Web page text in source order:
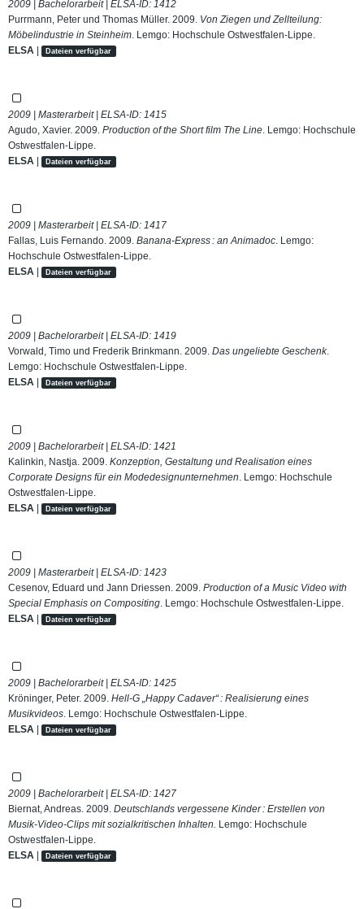
2009 | Bachelorarbeit | ELSA-ID: 1412
Purrmann, Peter und Thomas Müller. 2009. Von Ziegen und Zellteilung:
Möbelindustrie in Steinheim . Lemgo: Hochschule Ostwestfalen-Lippe.
ELSA | Dateien verfügbar
2009 | Masterarbeit | ELSA-ID: 1415
Agudo, Xavier. 2009. Production of the Short film The Line . Lemgo: Hochschule
Ostwestfalen-Lippe.
ELSA | Dateien verfügbar
2009 | Masterarbeit | ELSA-ID: 1417
Fallas, Luis Fernando. 2009. Banana-Express : an Animadoc . Lemgo:
Hochschule Ostwestfalen-Lippe.
ELSA | Dateien verfügbar
2009 | Bachelorarbeit | ELSA-ID: 1419
Vorwald, Timo und Frederik Brinkmann. 2009. Das ungeliebte Geschenk.
Lemgo: Hochschule Ostwestfalen-Lippe.
ELSA | Dateien verfügbar
2009 | Bachelorarbeit | ELSA-ID: 1421
Kalinkin, Nastja. 2009. Konzeption, Gestaltung und Realisation eines
Corporate Designs für ein Modedesignunternehmen . Lemgo: Hochschule
Ostwestfalen-Lippe.
ELSA | Dateien verfügbar
2009 | Masterarbeit | ELSA-ID: 1423
Cesenov, Eduard und Jann Driessen. 2009. Production of a Music Video with
Special Emphasis on Compositing . Lemgo: Hochschule Ostwestfalen-Lippe.
ELSA | Dateien verfügbar
2009 | Bachelorarbeit | ELSA-ID: 1425
Kröninger, Peter. 2009. Hell-G „Happy Cadaver“ : Realisierung eines
Musikvideos . Lemgo: Hochschule Ostwestfalen-Lippe.
ELSA | Dateien verfügbar
2009 | Bachelorarbeit | ELSA-ID: 1427
Biernat, Andreas. 2009. Deutschlands vergessene Kinder : Erstellen von
Musik-Video-Clips mit sozialkritischen Inhalten. Lemgo: Hochschule
Ostwestfalen-Lippe.
ELSA | Dateien verfügbar